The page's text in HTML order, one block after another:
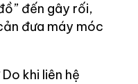
đến gây rối,
đưa máy móc
khi liên hệ